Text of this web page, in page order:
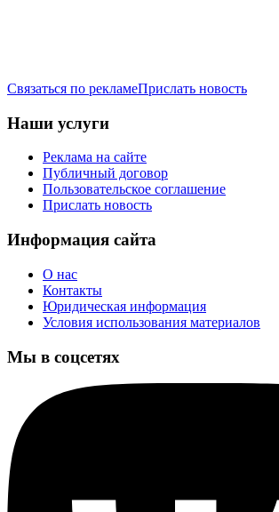
Связаться по рекламеПрислать новость
Наши услуги
Реклама на сайте
Публичный договор
Пользовательское соглашение
Прислать новость
Информация сайта
О нас
Контакты
Юридическая информация
Условия использования материалов
Мы в соцсетях